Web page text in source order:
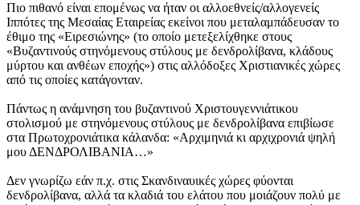
Πιο πιθανό είναι επομένως να ήταν οι αλλοεθνείς/αλλογενείς
Ιππότες της Μεσαίας Εταιρείας εκείνοι που μεταλαμπάδευσαν το
έθιμο της «Ειρεσιώνης» (το οποίο μετεξελίχθηκε στους
«Βυζαντινούς στηνόμενους στύλους με δενδρολίβανα, κλάδους
μύρτου και ανθέων εποχής») στις αλλόδοξες Χριστιανικές χώρες
από τις οποίες κατάγονταν.
Πάντως η ανάμνηση του βυζαντινού Χριστουγεννιάτικου
στολισμού με στηνόμενους στύλους με δενδρολίβανα επιβίωσε
στα Πρωτοχρονιάτικα κάλανδα: «Αρχιμηνιά κι αρχιχρονιά ψηλή
μου ΔΕΝΔΡΟΛΙΒΑΝΙΑ…»
Δεν γνωρίζω εάν π.χ. στις Σκανδιναυικές χώρες φύονται
δενδρολίβανα, αλλά τα κλαδιά του ελάτου που μοιάζουν πολύ με